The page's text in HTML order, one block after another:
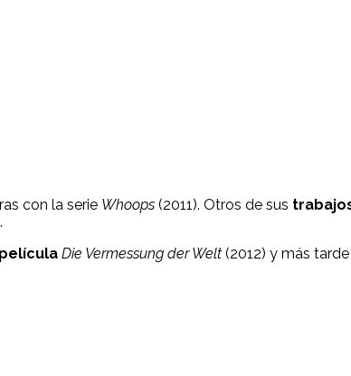
con la serie Whoops (2011). Otros de sus
película Die Vermessung der Welt (2012) y más